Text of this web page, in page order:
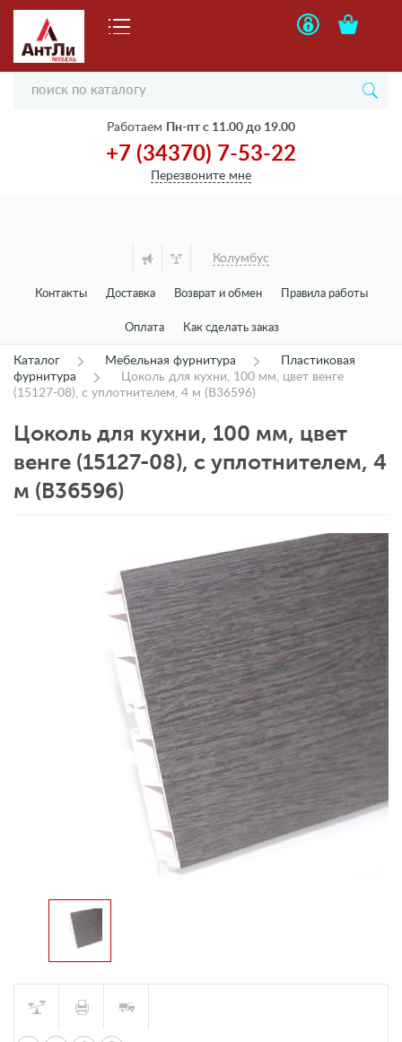
Работаем Пн-пт с 11.00 до 19.00
+7 (34370) 7-53-22
Перезвоните мне
Колумбус
Контакты Доставка Возврат и обмен Правила работы
Оплата Как сделать заказ
Каталог Мебельная фурнитура
Пластиковая
фурнитура
Цоколь для кухни, 100 мм, цвет венге
(15127-08), с уплотнителем, 4 м (B36596)
Цоколь для кухни, 100 мм, цвет
венге (15127-08), с уплотнителем, 4
м (B36596)